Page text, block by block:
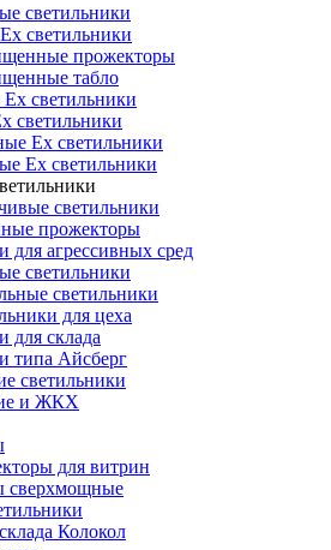
светильники
светильники
прожекторы
табло
светильники
светильники
Ex светильники
Ex светильники
светильники
прожекторы
для агрессивных сред
светильники
светильники
для цеха
для склада
типа Айсберг
светильники
и ЖКХ
для витрин
сверхмощные
Колокол